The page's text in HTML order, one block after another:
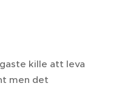
kille att leva
men det